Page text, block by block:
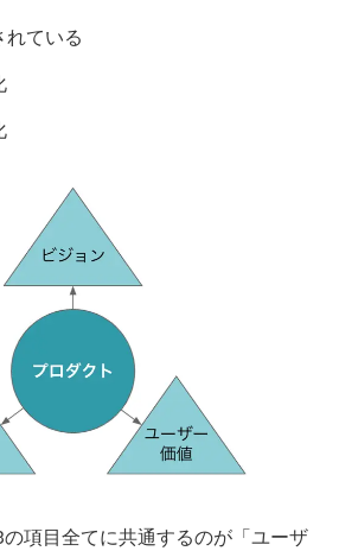
れている
項目全てに共通するのが「ユーザ